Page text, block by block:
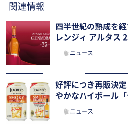
関連情報
四半世紀の熟成を
レンジィ アルタス
ニュース
好評につき再販決
やかなハイボール
ニュース